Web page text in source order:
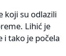
koji su odlazili
Lihić je
i tako je počela